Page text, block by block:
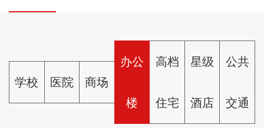
学校 医院 商场
办公
楼
高档
住宅
星级
酒店
公共
交通